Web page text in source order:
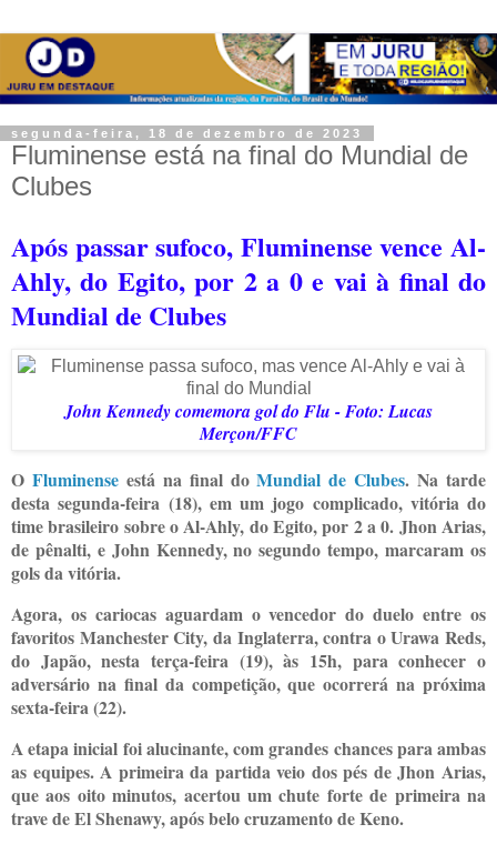
segunda-feira, 18 de dezembro de 2023
Fluminense está na final do Mundial de
Clubes
Após passar sufoco, Fluminense vence Al-
Ahly, do Egito, por 2 a 0 e vai à final do
Mundial de Clubes
John Kennedy comemora gol do Flu - Foto: Lucas
Merçon/FFC
O Fluminenseestá na final doMundial de Clubes. Na tarde
desta segunda-feira (18), em um jogo complicado, vitória do
time brasileiro sobre o Al-Ahly, do Egito, por 2 a 0. Jhon Arias,
de pênalti, e John Kennedy, no segundo tempo, marcaram os
gols da vitória.
Agora, os cariocas aguardam o vencedor do duelo entre os
favoritos Manchester City, da Inglaterra, contra o Urawa Reds,
do Japão, nesta terça-feira (19), às 15h, para conhecer o
adversário na final da competição, que ocorrerá na próxima
sexta-feira (22).
A etapa inicial foi alucinante, com grandes chances para ambas
as equipes. A primeira da partida veio dos pés de Jhon Arias,
que aos oito minutos, acertou um chute forte de primeira na
trave de El Shenawy, após belo cruzamento de Keno.